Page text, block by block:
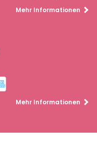
Mehr Informationen
Mehr Informationen